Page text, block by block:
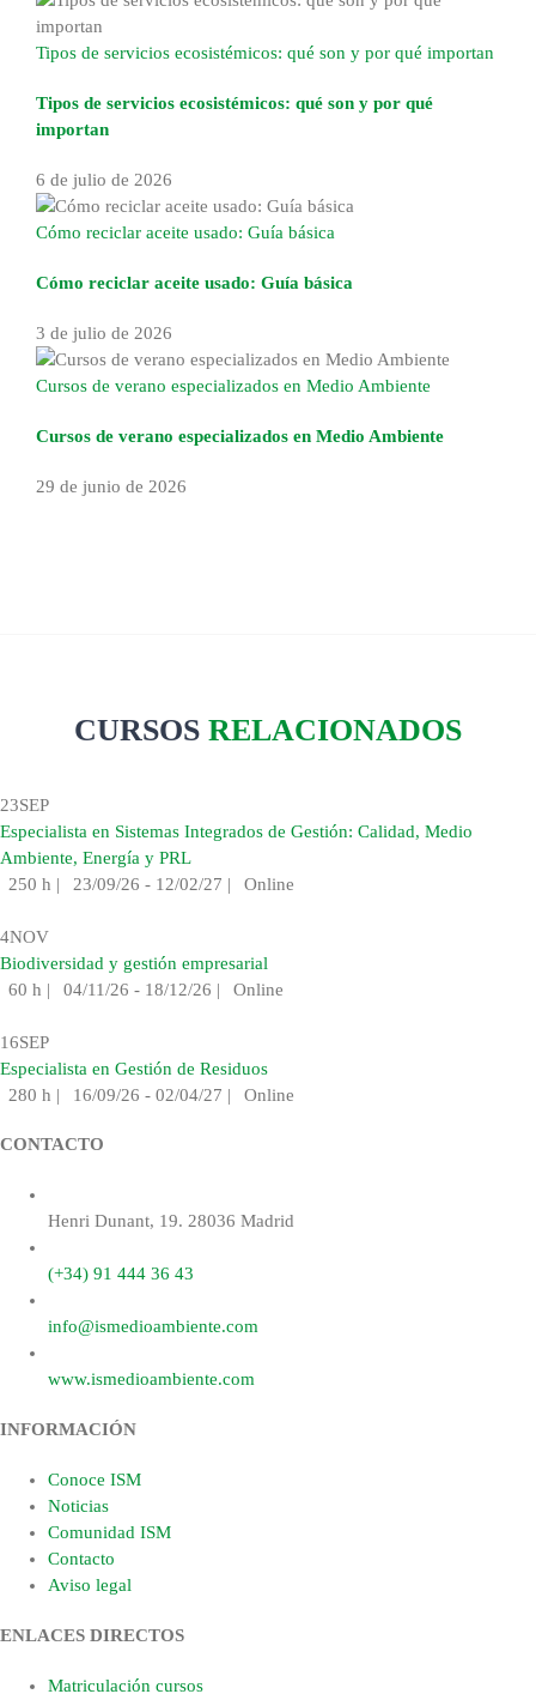
Tipos de servicios ecosistémicos: qué son y por qué importan
Tipos de servicios ecosistémicos: qué son y por qué
importan
6 de julio de 2026
Cómo reciclar aceite usado: Guía básica
Cómo reciclar aceite usado: Guía básica
3 de julio de 2026
Cursos de verano especializados en Medio Ambiente
Cursos de verano especializados en Medio Ambiente
29 de junio de 2026
CURSOS RELACIONADOS
23SEP
Especialista en Sistemas Integrados de Gestión: Calidad, Medio
Ambiente, Energía y PRL
250 h | 23/09/26 - 12/02/27 | Online
4NOV
Biodiversidad y gestión empresarial
60 h | 04/11/26 - 18/12/26 | Online
16SEP
Especialista en Gestión de Residuos
280 h | 16/09/26 - 02/04/27 | Online
CONTACTO
Henri Dunant, 19. 28036 Madrid
(+34) 91 444 36 43
info@ismedioambiente.com
www.ismedioambiente.com
INFORMACIÓN
Conoce ISM
Noticias
Comunidad ISM
Contacto
Aviso legal
ENLACES DIRECTOS
Matriculación cursos